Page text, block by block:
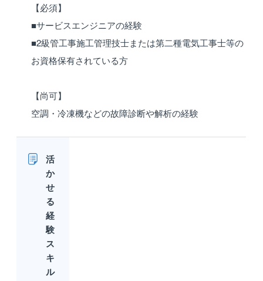
【必須】
■サービスエンジニアの経験
■2級管工事施工管理技士または第二種電気工事士等の
お資格保有されている方
【尚可】
空調・冷凍機などの故障診断や解析の経験
活
か
せ
る
経
験
ス
キ
ル